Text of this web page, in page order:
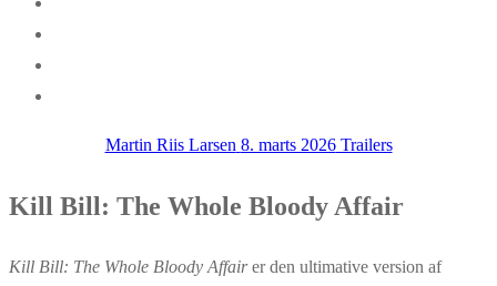
Martin Riis Larsen 8. marts 2026Trailers
Kill Bill: The Whole Bloody Affair
Kill Bill: The Whole Bloody Affairer den ultimative version af